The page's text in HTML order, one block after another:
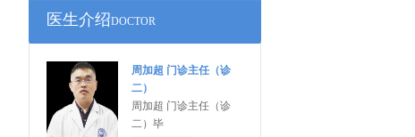
医生介绍DOCTOR
周加超 门诊主任（诊
二）
周加超 门诊主任（诊
二）毕